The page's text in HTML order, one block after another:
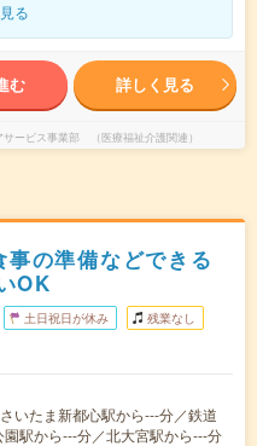
る
む 詳しく見る
ービス事業部 （医療福祉介護関連）
事の準備などできる
OK
土日祝日が休み 残業なし
いたま新都心駅から---分／鉄道
駅から---分／北大宮駅から---分